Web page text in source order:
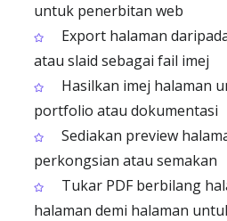
untuk penerbitan web
Export halaman
atau slaid sebagai fail imej
Hasilkan imej halaman
portfolio atau dokumentasi
Sediakan preview
perkongsian atau semakan
Tukar PDF berbilang
halaman demi halaman